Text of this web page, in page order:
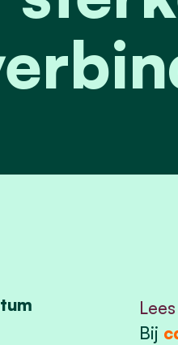
Bij